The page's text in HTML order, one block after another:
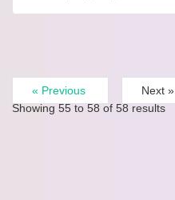
« Previous
Next »
Showing 55 to 58 of 58 results